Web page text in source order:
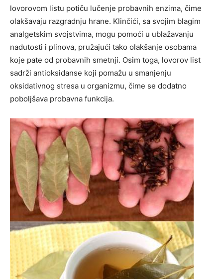
lovorovom listu potiču lučenje probavnih enzima, čime
olakšavaju razgradnju hrane. Klinčići, sa svojim blagim
analgetskim svojstvima, mogu pomoći u ublažavanju
nadutosti i plinova, pružajući tako olakšanje osobama
koje pate od probavnih smetnji. Osim toga, lovorov list
sadrži antioksidanse koji pomažu u smanjenju
oksidativnog stresa u organizmu, čime se dodatno
poboljšava probavna funkcija.